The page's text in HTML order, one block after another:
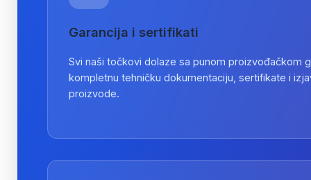
Garancija i sertifikati
Svi naši točkovi dolaze sa punom proizvođačkom
kompletnu tehničku dokumentaciju, sertifikate i
proizvode.